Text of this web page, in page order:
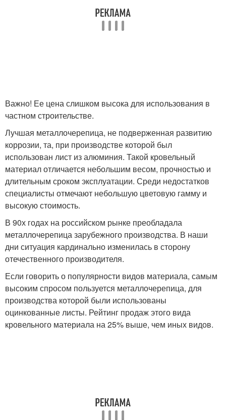
Важно! Ее цена слишком высока для использования в
частном строительстве.
Лучшая металлочерепица, не подверженная развитию
коррозии, та, при производстве которой был
использован лист из алюминия. Такой кровельный
материал отличается небольшим весом, прочностью и
длительным сроком эксплуатации. Среди недостатков
специалисты отмечают небольшую цветовую гамму и
высокую стоимость.
В 90х годах на российском рынке преобладала
металлочерепица зарубежного производства. В наши
дни ситуация кардинально изменилась в сторону
отечественного производителя.
Если говорить о популярности видов материала, самым
высоким спросом пользуется металлочерепица, для
производства которой были использованы
оцинкованные листы. Рейтинг продаж этого вида
кровельного материала на 25% выше, чем иных видов.